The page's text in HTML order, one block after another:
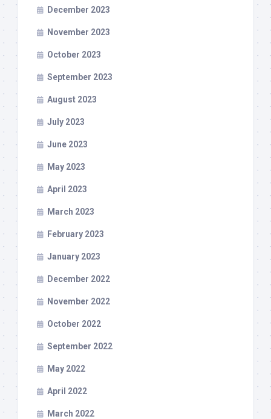
December 2023
November 2023
October 2023
September 2023
August 2023
July 2023
June 2023
May 2023
April 2023
March 2023
February 2023
January 2023
December 2022
November 2022
October 2022
September 2022
May 2022
April 2022
March 2022